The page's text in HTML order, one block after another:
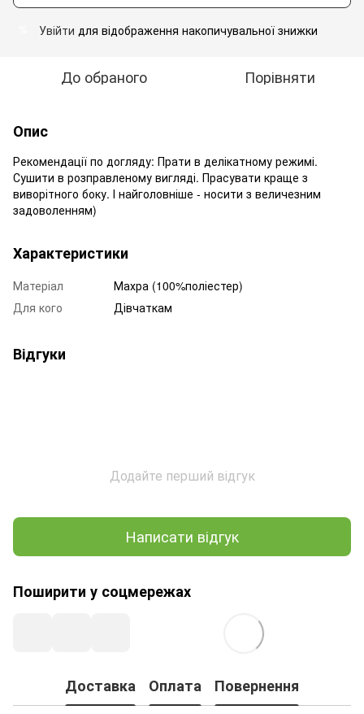
Увійти для відображення накопичувальної знижки
До обраного Порівняти
Опис
Рекомендації по догляду: Прати в делікатному режимі.
Сушити в розправленому вигляді. Прасувати краще з
виворітного боку. І найголовніше - носити з величезним
задоволенням)
Характеристики
Матеріал
Махра (100%поліестер)
Для кого
Дівчаткам
Відгуки
Додайте перший відгук
Написати відгук
Поширити у соцмережах
Доставка Оплата Повернення